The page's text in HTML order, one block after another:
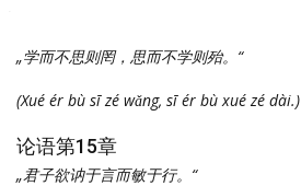
„学而不思则罔，思而不学则殆。“
(Xué ér bù sī zé wǎng, sī ér bù xué zé dài.)
论语第15章
„君子欲讷于言而敏于行。“